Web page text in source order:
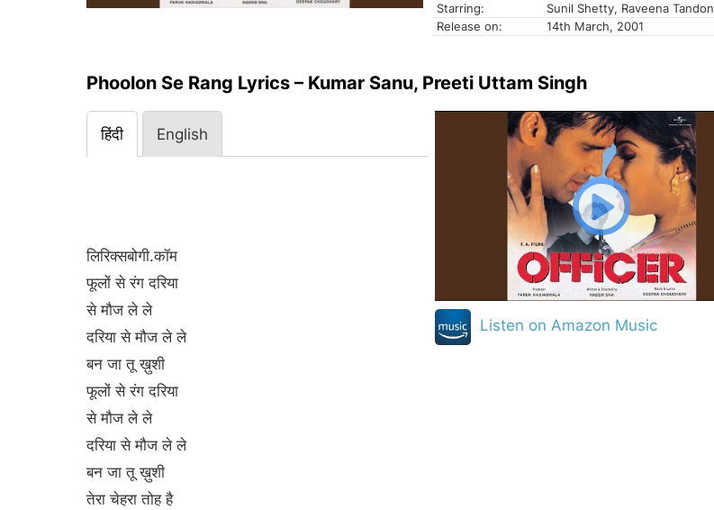
Starring:
Sunil Shetty, Raveena Tandon
Release on:
14th March, 2001
Phoolon Se Rang Lyrics – Kumar Sanu, Preeti Uttam Singh
हिंदी English
लिरिक्सबोगी.कॉम
फूलों से रंग दरिया
से मौज ले ले
दरिया से मौज ले ले
बन जा तू ख़ुशी
फूलों से रंग दरिया
से मौज ले ले
दरिया से मौज ले ले
बन जा तू ख़ुशी
तेरा चेहरा तोह है
Listen on Amazon Music